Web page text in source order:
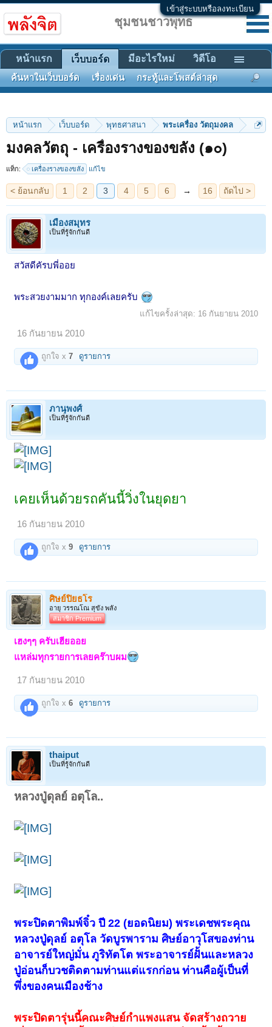
เข้าสู่ระบบหรือลงทะเบียน
หน้าแรก เว็บบอร์ด พุทธศาสนา พระเครื่อง วัตถุมงคล
มงคลวัตถุ - เครื่องรางของขลัง (๑๐)
แท็ก: เครื่องรางของขลัง แก้ไข
เมืองสมุทร
เป็นที่รู้จักกันดี
สวัสดีคัรบพี่ออย
พระสวยงามมาก ทุกองค์เลยครับ
แก้ไขครั้งล่าสุด: 16 กันยายน 2010
16 กันยายน 2010
ถูกใจ x7 ดูรายการ
ภานุพงศ์
เป็นที่รู้จักกันดี
เคยเห็นด้วยรถคันนี้วิ่งในยุดยา
16 กันยายน 2010
ถูกใจ x9 ดูรายการ
ศิษย์ปิยธโร
อายุ วรรณโณ สุขัง พลัง
สมาชิก Premium
เฮงๆๆ ครับเฮียออย
แหล่มทุกรายการเลยคร๊าบผม
17 กันยายน 2010
ถูกใจ x6 ดูรายการ
thaiput
เป็นที่รู้จักกันดี
หลวงปู่ดุลย์ อตุโล..
พระปิดตาพิมพ์จิ๋ว ปี 22 (ยอดนิยม) พระเดชพระคุณ
หลวงปู่ดุลย์ อตุโล วัดบูรพาราม ศิษย์อาวุโสของท่าน
อาจารย์ใหญ่มั่น ภูริทัตโต พระอาจารย์ฝั้นและหลวง
ปู่อ่อนก็บวชติดตามท่านแต่แรกก่อน ท่านคือผู้เป็นที่
พึ่งของคนเมืองช้าง
พระปิดตารุ่นนี้คณะศิษย์กำแพงแสน จัดสร้างถวาย
ชุมชนชาวพุทธ
หน้าแรก เว็บบอร์ด
ค้นหาในเว็บบอร์ด เรื่องเด่น กระทู้และโพสต์ล่าสุด
มีอะไรใหม่ วิดีโอ